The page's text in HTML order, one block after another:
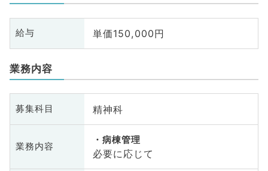
給与 単価150,000円
業務内容
募集科目 精神科
業務内容
病棟管理
必要に応じて